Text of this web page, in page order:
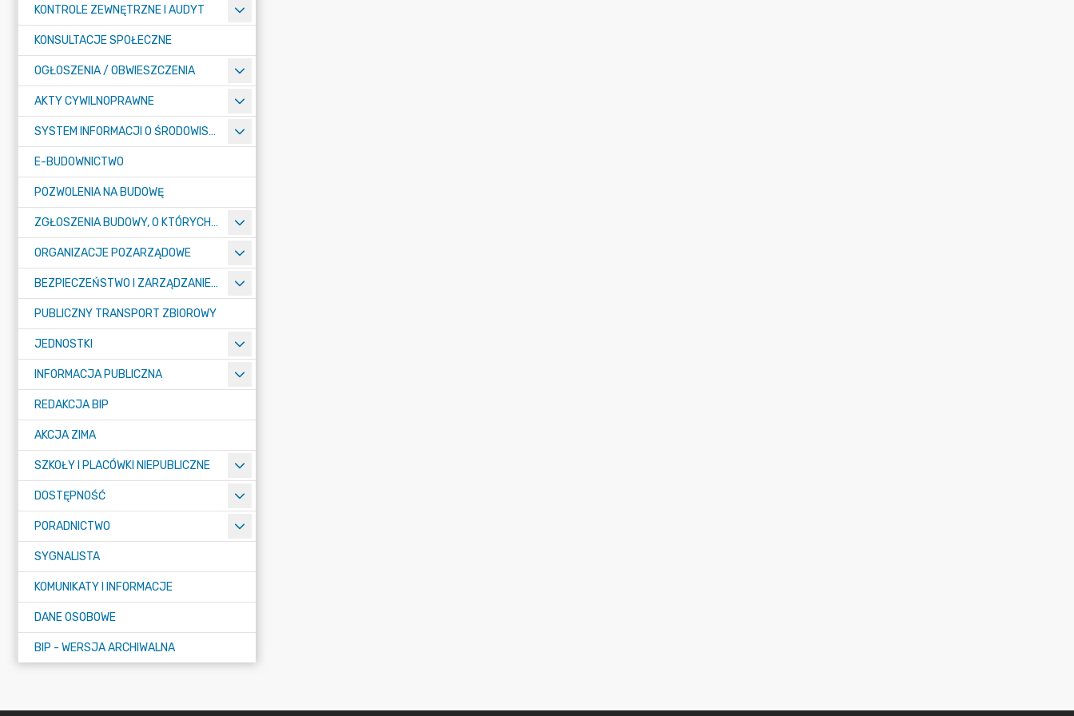
KONTROLE ZEWNĘTRZNE I AUDYT
KONSULTACJE SPOŁECZNE
OGŁOSZENIA / OBWIESZCZENIA
AKTY CYWILNOPRAWNE
SYSTEM INFORMACJI O ŚRODOWISKU
E-BUDOWNICTWO
POZWOLENIA NA BUDOWĘ
ZGŁOSZENIA BUDOWY, O KTÓRYCH MOWA W ART. 29 UST. 1 PKT 1A, 2B I 19A USTAWY PRAWO BUDOWLANE
ORGANIZACJE POZARZĄDOWE
BEZPIECZEŃSTWO I ZARZĄDZANIE KRYZYSOWE
PUBLICZNY TRANSPORT ZBIOROWY
JEDNOSTKI
INFORMACJA PUBLICZNA
REDAKCJA BIP
AKCJA ZIMA
SZKOŁY I PLACÓWKI NIEPUBLICZNE
DOSTĘPNOŚĆ
PORADNICTWO
SYGNALISTA
KOMUNIKATY I INFORMACJE
DANE OSOBOWE
BIP - WERSJA ARCHIWALNA